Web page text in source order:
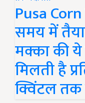
Pusa
समय में
मक्का की
मिलती है
क्विंटल तक